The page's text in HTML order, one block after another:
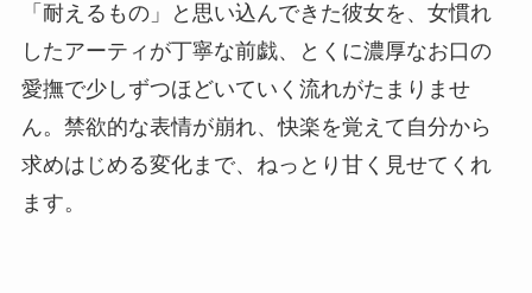
「耐えるもの」と思い込んできた彼女を、女慣れ
したアーティが丁寧な前戯、とくに濃厚なお口の
愛撫で少しずつほどいていく流れがたまりませ
ん。禁欲的な表情が崩れ、快楽を覚えて自分から
求めはじめる変化まで、ねっとり甘く見せてくれ
ます。